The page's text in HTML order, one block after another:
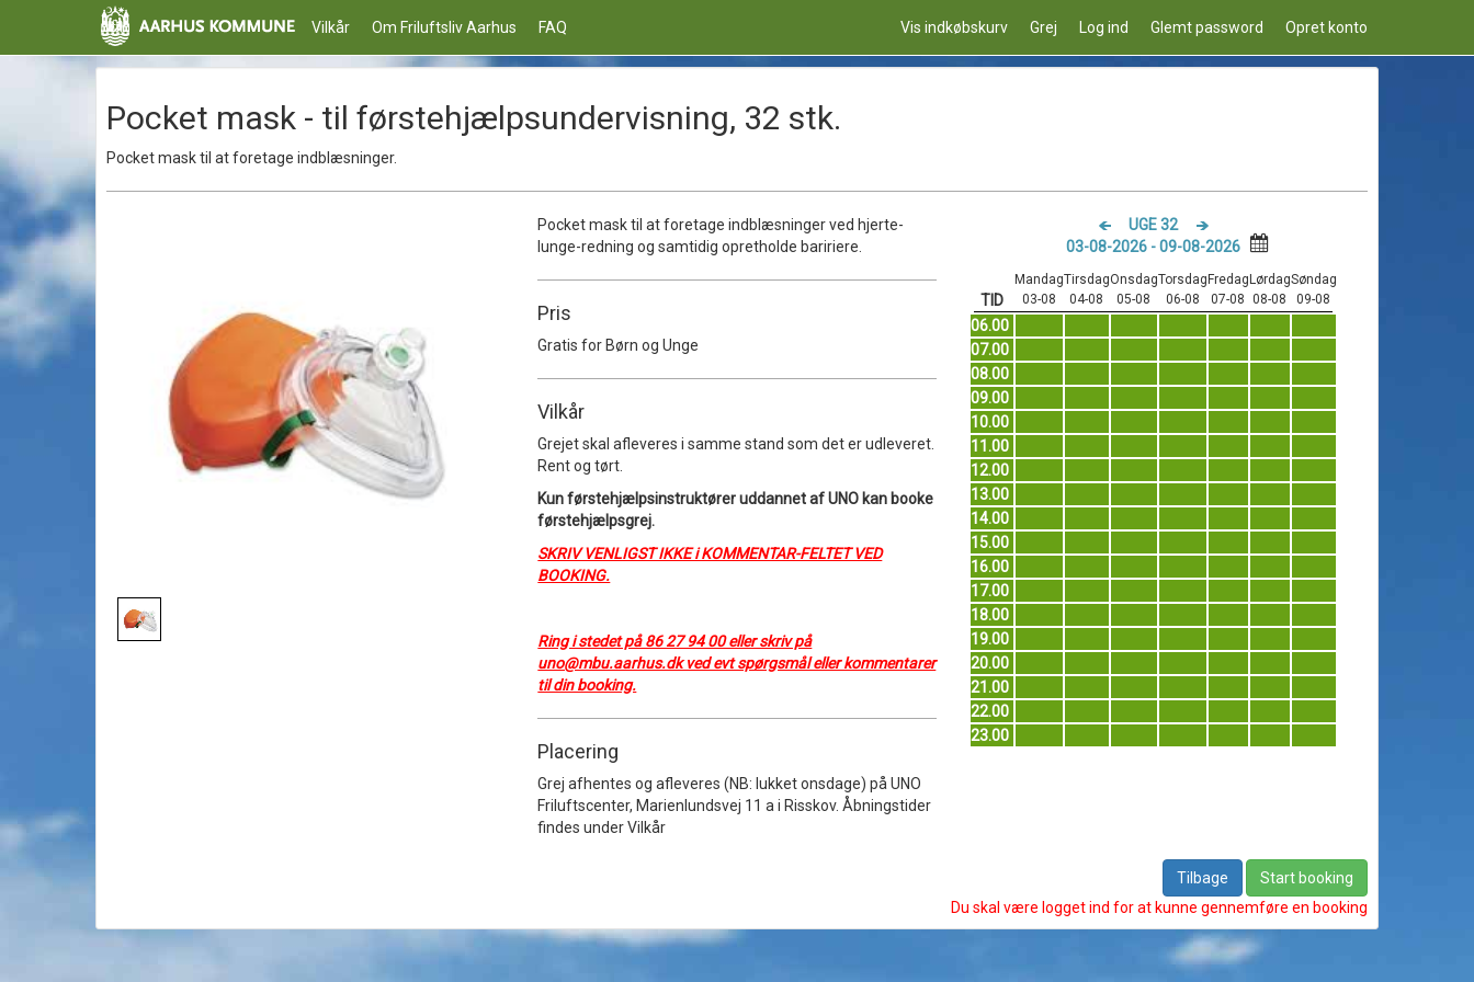
Vis indkøbskurv Grej Log ind Glemt password Opret konto
Vilkår Om Friluftsliv Aarhus FAQ
Pocket mask - til førstehjælpsundervisning, 32 stk.
Pocket mask til at foretage indblæsninger.
Pocket mask til at foretage indblæsninger ved hjerte-
lunge-redning og samtidig opretholde baririere.
Pris
Gratis for Børn og Unge
Vilkår
Grejet skal afleveres i samme stand som det er udleveret.
Rent og tørt.
Kun førstehjælpsinstruktører uddannet af UNO kan booke
førstehjælpsgrej.
SKRIV VENLIGST IKKE i KOMMENTAR-FELTET VED
BOOKING.
Ring i stedet på 86 27 94 00 eller skriv på
uno@mbu.aarhus.dk ved evt spørgsmål eller kommentarer
til din booking.
Placering
Grej afhentes og afleveres (NB: lukket onsdage) på UNO
Friluftscenter, Marienlundsvej 11 a i Risskov. Åbningstider
findes under Vilkår
UGE 32
03-08-2026 - 09-08-2026
MandagTirsdagOnsdagTorsdag Fredag LørdagSøndag
TID 03-08 04-08 05-08 06-08 07-08 08-08 09-08
06.00
07.00
08.00
09.00
10.00
11.00
12.00
13.00
14.00
15.00
16.00
17.00
18.00
19.00
20.00
21.00
22.00
23.00
Tilbage
Start booking
Du skal være logget ind for at kunne gennemføre en booking